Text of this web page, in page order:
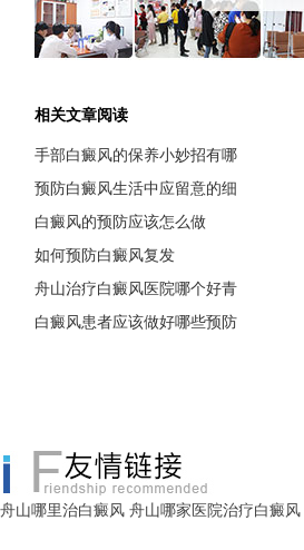
相关文章阅读
手部白癜风的保养小妙招有哪
预防白癜风生活中应留意的细
白癜风的预防应该怎么做
如何预防白癜风复发
舟山治疗白癜风医院哪个好青
白癜风患者应该做好哪些预防
舟山哪里治白癜风 舟山哪家医院治疗白癜风